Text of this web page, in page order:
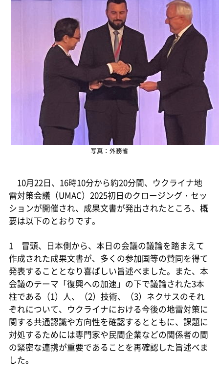
写真：外務省
10月22日、16時10分から約20分間、ウクライナ地
雷対策会議（UMAC）2025初日のクロージング・セッ
ションが開催され、成果文書が発出されたところ、概
要は以下のとおりです。
1 冒頭、日本側から、本日の会議の議論を踏まえて
作成された成果文書が、多くの参加国等の賛同を得て
発表することとなり喜ばしい旨述べました。また、本
会議のテーマ「復興への加速」の下で議論された3本
柱である（1）人、（2）技術、（3）ネクサスのそれ
ぞれについて、ウクライナにおける今後の地雷対策に
関する共通認識や方向性を確認するとともに、課題に
対処するためには専門家や民間企業などの関係者の間
の緊密な連携が重要であることを再確認した旨述べま
した。